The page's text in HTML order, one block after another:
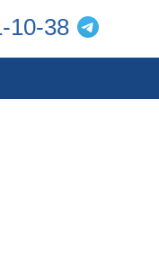
10-38